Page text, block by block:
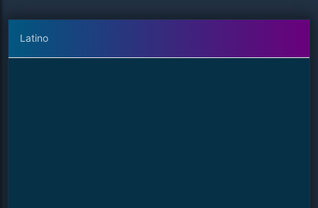
Latino